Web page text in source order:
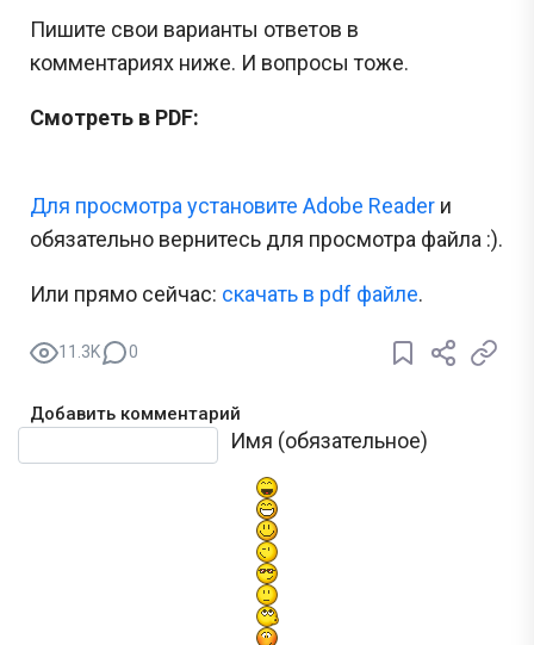
Пишите свои варианты ответов в
комментариях ниже. И вопросы тоже.
Смотреть в PDF:
Для просмотра установите Adobe Reader и
обязательно вернитесь для просмотра файла :).
Или прямо сейчас: cкачать в pdf файле.
11.3K 0
Добавить комментарий
Имя (обязательное)